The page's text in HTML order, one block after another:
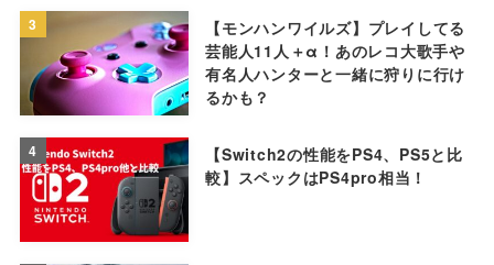
3
【モンハンワイルズ】プレイしてる
芸能人11人＋α！あのレコ大歌手や
有名人ハンターと一緒に狩りに行け
るかも？
4
【Switch2の性能をPS4、PS5と比
較】スペックはPS4pro相当！